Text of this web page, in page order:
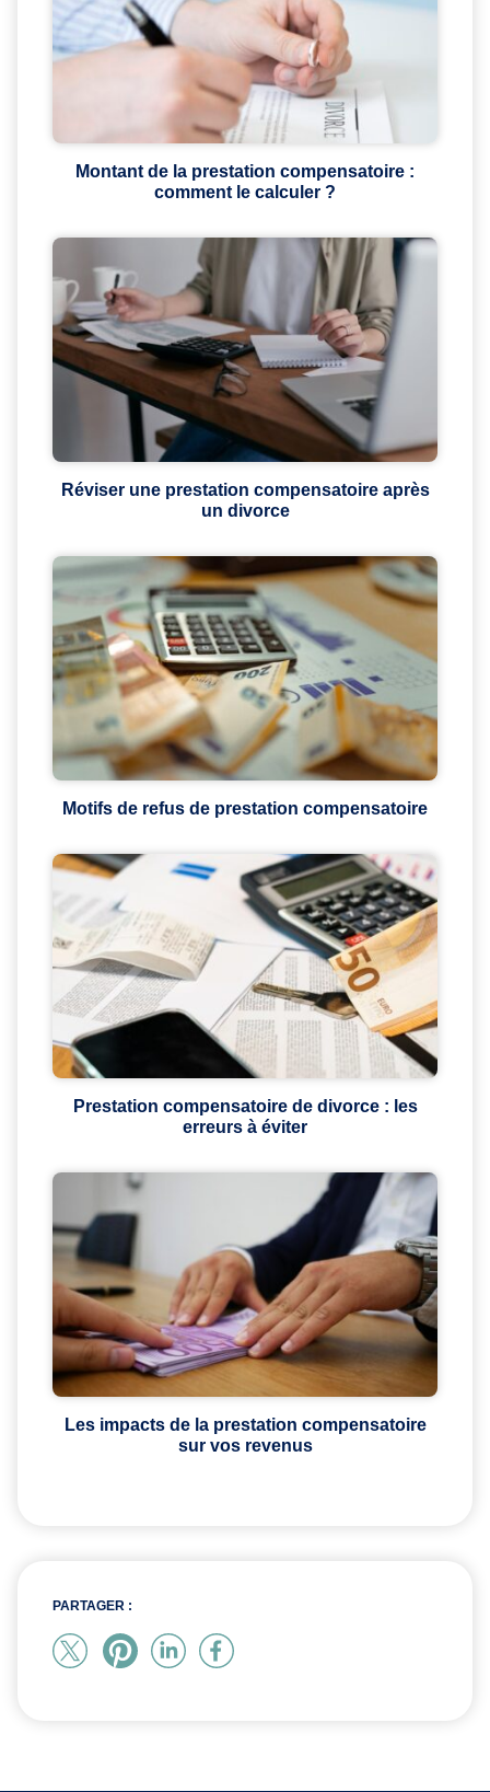
Montant de la prestation compensatoire :
comment le calculer ?
Réviser une prestation compensatoire après
un divorce
Motifs de refus de prestation compensatoire
Prestation compensatoire de divorce : les
erreurs à éviter
Les impacts de la prestation compensatoire
sur vos revenus
PARTAGER :